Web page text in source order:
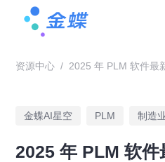
资源中心 / 2025 年 PLM 软件最
金蝶AI星空 PLM 制造
2025 年 PLM 软件